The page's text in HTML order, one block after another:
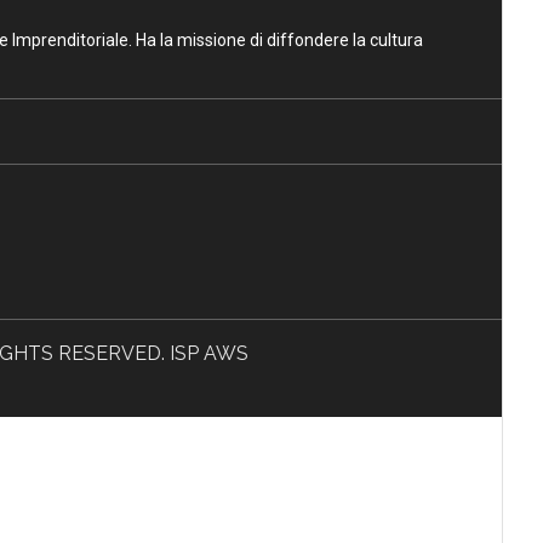
Imprenditoriale. Ha la missione di diffondere la cultura
RESERVED. ISP AWS